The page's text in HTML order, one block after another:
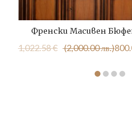
Френски Масивен
1,022.58€ (2,000.00 лв.)
was:
е: